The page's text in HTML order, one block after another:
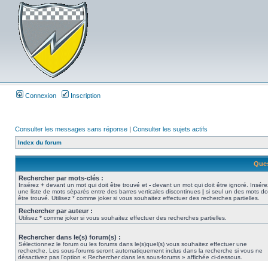
Connexion Inscription
Consulter les messages sans réponse | Consulter les sujets actifs
Index du forum
Rechercher par mots-clés :
Insérez + devant un mot qui doit être trouvé et - devant un mot qui doit être ignoré.
une liste de mots séparés entre des barres verticales discontinues | si seul un des mots
être trouvé. Utilisez * comme joker si vous souhaitez effectuer des recherches partielles.
Rechercher par auteur :
Utilisez * comme joker si vous souhaitez effectuer des recherches partielles.
Rechercher dans le(s) forum(s) :
Sélectionnez le forum ou les forums dans le(s)quel(s) vous souhaitez effectuer une
recherche. Les sous-forums seront automatiquement inclus dans la recherche si vous ne
désactivez pas l’option « Rechercher dans les sous-forums » affichée ci-dessous.